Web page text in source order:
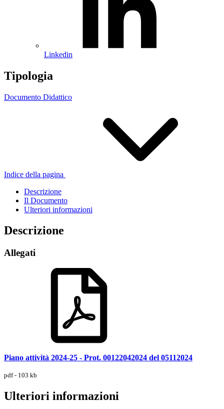
Linkedin
Tipologia
Documento Didattico
Indice della pagina
Descrizione
Il Documento
Ulteriori informazioni
Descrizione
Allegati
Piano attività 2024-25 - Prot. 00122042024 del 05112024
pdf - 103 kb
Ulteriori informazioni